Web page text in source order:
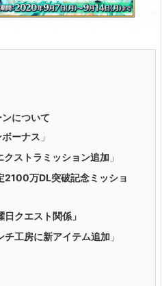
について
ーナス 」
クストラミッション追加 」
2100万DL突破記念ミッショ
日クエスト関係 」
チ工房に新アイテム追加 」